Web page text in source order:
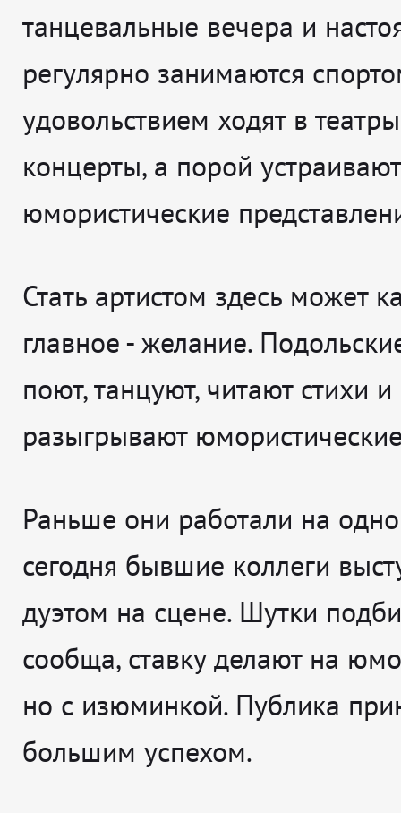
танцевальные вечера и
регулярно занимаются
удовольствием ходят в
концерты, а порой
юмористические
Стать артистом здесь может
главное - желание.
поют, танцуют, читают стихи и
разыгрывают
Раньше они работали на
сегодня бывшие коллеги
дуэтом на сцене. Шутки
сообща, ставку делают на
но с изюминкой. Публика
большим успехом.